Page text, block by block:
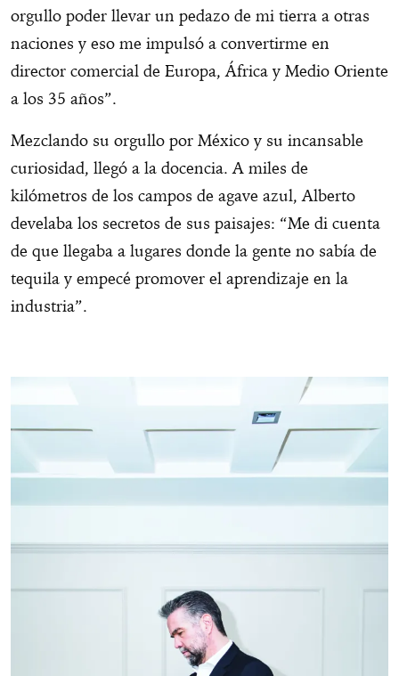
orgullo poder llevar un pedazo de mi tierra a otras
naciones y eso me impulsó a convertirme en
director comercial de Europa, África y Medio Oriente
a los 35 años”.
Mezclando su orgullo por México y su incansable
curiosidad, llegó a la docencia. A miles de
kilómetros de los campos de agave azul, Alberto
develaba los secretos de sus paisajes: “Me di cuenta
de que llegaba a lugares donde la gente no sabía de
tequila y empecé promover el aprendizaje en la
industria”.